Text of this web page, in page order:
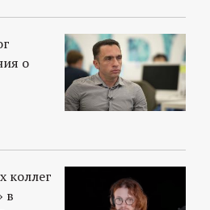
о
коллег
в